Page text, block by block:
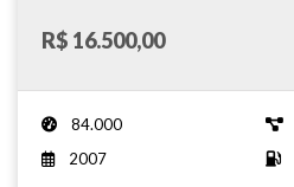
R$ 16.500,00
84.000
2007